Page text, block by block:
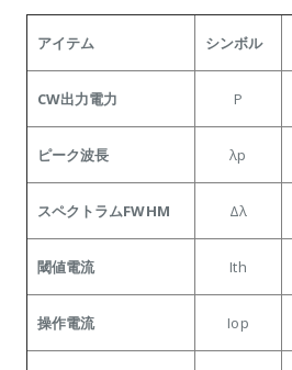
アイテム シンボル
CW出力電力 P
ピーク波長 λp
スペクトラムFWHM Δλ
閾値電流 Ith
操作電流 Iop